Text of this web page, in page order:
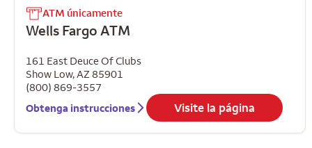
ATM únicamente
Wells Fargo ATM
161 East Deuce Of Clubs
Show Low,AZ 85901
(800) 869-3557
Obtenga instrucciones
Visite la página